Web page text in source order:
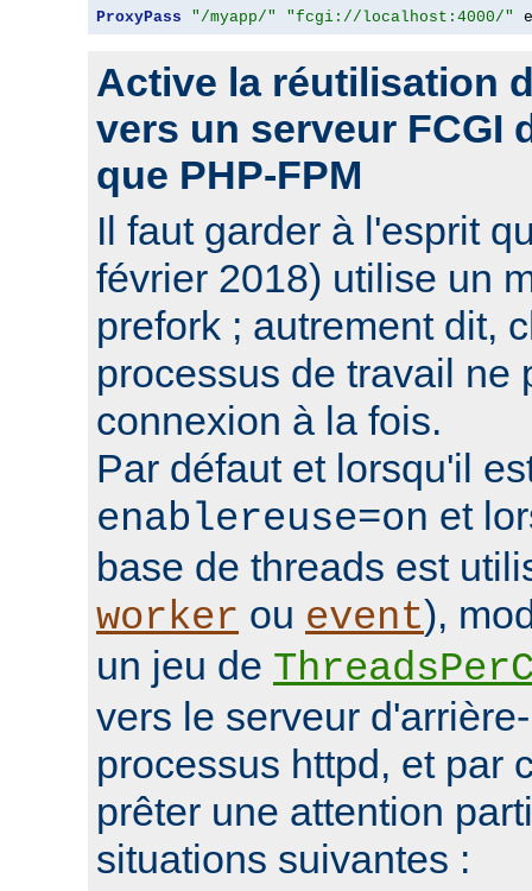
ProxyPass "/myapp/" "fcgi://localhost:4000/"
Active la réutilisation
vers un serveur FCGI
que PHP-FPM
Il faut garder à l'esprit
février 2018) utilise un
prefork ; autrement dit,
processus de travail ne
connexion à la fois.
Par défaut et lorsqu'il
enablereuse=on et
base de threads est
worker ou event),
un jeu de
vers le serveur
processus httpd, et par
prêter une attention
situations suivantes :